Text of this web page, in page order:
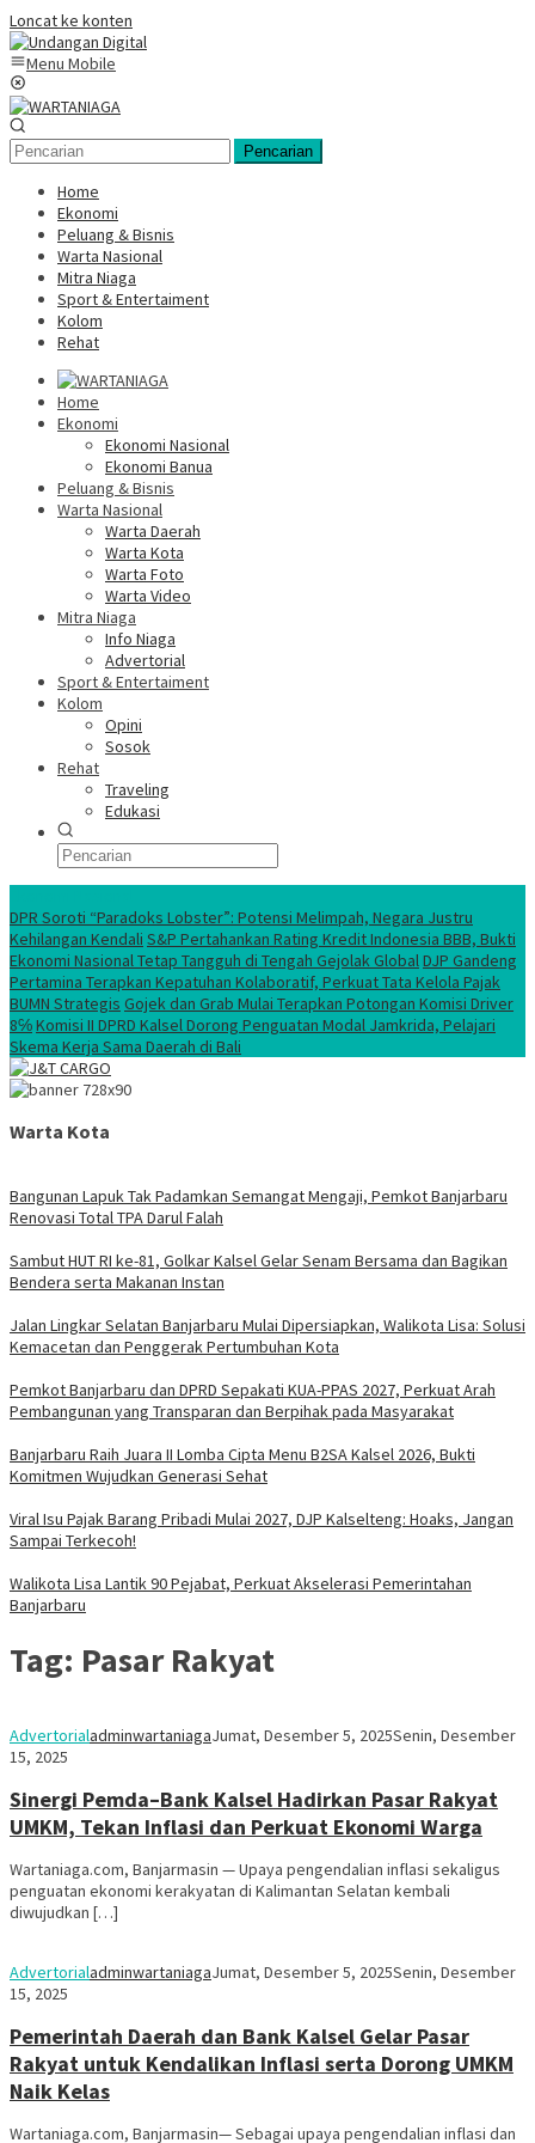
Loncat ke konten
Menu Mobile
Pencarian
Home
Ekonomi
Peluang & Bisnis
Warta Nasional
Mitra Niaga
Sport & Entertaiment
Kolom
Rehat
Home
Ekonomi
Ekonomi Nasional
Ekonomi Banua
Peluang & Bisnis
Warta Nasional
Warta Daerah
Warta Kota
Warta Foto
Warta Video
Mitra Niaga
Info Niaga
Advertorial
Sport & Entertaiment
Kolom
Opini
Sosok
Rehat
Traveling
Edukasi
DPR Soroti “Paradoks Lobster”: Potensi Melimpah, Negara Justru
Kehilangan Kendali S&P Pertahankan Rating Kredit Indonesia BBB, Bukti
Ekonomi Nasional Tetap Tangguh di Tengah Gejolak GlobalDJP Gandeng
Pertamina Terapkan Kepatuhan Kolaboratif, Perkuat Tata Kelola Pajak
BUMN Strategis Gojek dan Grab Mulai Terapkan Potongan Komisi Driver
8℅Komisi II DPRD Kalsel Dorong Penguatan Modal Jamkrida, Pelajari
Skema Kerja Sama Daerah di Bali
Warta Kota
Bangunan Lapuk Tak Padamkan Semangat Mengaji, Pemkot Banjarbaru
Renovasi Total TPA Darul Falah
Sambut HUT RI ke-81, Golkar Kalsel Gelar Senam Bersama dan Bagikan
Bendera serta Makanan Instan
Jalan Lingkar Selatan Banjarbaru Mulai Dipersiapkan, Walikota Lisa: Solusi
Kemacetan dan Penggerak Pertumbuhan Kota
Pemkot Banjarbaru dan DPRD Sepakati KUA-PPAS 2027, Perkuat Arah
Pembangunan yang Transparan dan Berpihak pada Masyarakat
Banjarbaru Raih Juara II Lomba Cipta Menu B2SA Kalsel 2026, Bukti
Komitmen Wujudkan Generasi Sehat
Viral Isu Pajak Barang Pribadi Mulai 2027, DJP Kalselteng: Hoaks, Jangan
Sampai Terkecoh!
Walikota Lisa Lantik 90 Pejabat, Perkuat Akselerasi Pemerintahan
Banjarbaru
Tag: Pasar Rakyat
AdvertorialadminwartaniagaJumat, Desember 5, 2025Senin, Desember
15, 2025
Sinergi Pemda–Bank Kalsel Hadirkan Pasar Rakyat
UMKM, Tekan Inflasi dan Perkuat Ekonomi Warga
Wartaniaga.com, Banjarmasin — Upaya pengendalian inflasi sekaligus
penguatan ekonomi kerakyatan di Kalimantan Selatan kembali
diwujudkan […]
AdvertorialadminwartaniagaJumat, Desember 5, 2025Senin, Desember
15, 2025
Pemerintah Daerah dan Bank Kalsel Gelar Pasar
Rakyat untuk Kendalikan Inflasi serta Dorong UMKM
Naik Kelas
Wartaniaga.com, Banjarmasin— Sebagai upaya pengendalian inflasi dan